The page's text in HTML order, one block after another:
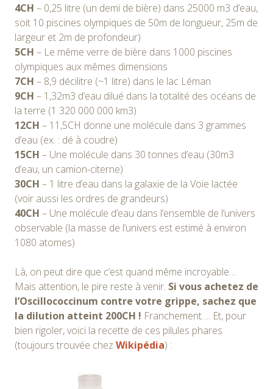
4CH – 0,25 litre (un demi de bière) dans 25000 m3 d’eau,
soit 10 piscines olympiques de 50m de longueur, 25m de
largeur et 2m de profondeur)
5CH – Le même verre de bière dans 1000 piscines
olympiques aux mêmes dimensions
7CH – 8,9 décilitre (~1 litre) dans le lac Léman
9CH – 1,32m3 d’eau dilué dans la totalité des océans de
la terre (1 320 000 000 km3)
12CH – 11,5CH donne une molécule dans 3 grammes
d’eau (ex. : dé à coudre)
15CH – Une molécule dans 30 tonnes d’eau (30m3
d’eau, un camion-citerne)
30CH – 1 litre d’eau dans la galaxie de la Voie lactée
(voir aussi les ordres de grandeurs)
40CH – Une molécule d’eau dans l’ensemble de l’univers
observable (la masse de l’univers est estimé à environ
1080 atomes)
Là, on peut dire que c’est quand même incroyable…
Mais attention, le pire reste à venir. Si vous achetez de
l’Oscillococcinum contre votre grippe, sachez que
la dilution atteint 200CH ! Franchement…. Et, pour
bien rigoler, voici la recette de ces pilules phares
(toujours trouvée chez Wikipédia) :